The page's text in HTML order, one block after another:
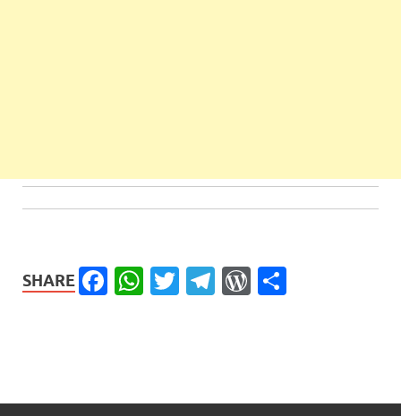
SHARE Facebook
WhatsApp
Twitter
Telegram
WordPress